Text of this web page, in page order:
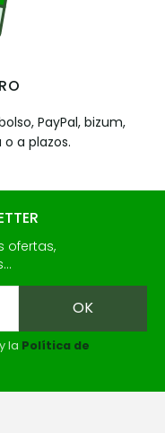
PayPal, bizum,
a plazos.
ofertas,
y la Política de